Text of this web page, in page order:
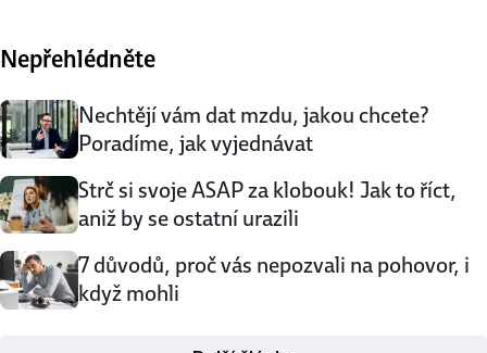
Nepřehlédněte
Nechtějí vám dat mzdu, jakou chcete?
Poradíme, jak vyjednávat
Strč si svoje ASAP za klobouk! Jak to říct,
aniž by se ostatní urazili
7 důvodů, proč vás nepozvali na pohovor, i
když mohli